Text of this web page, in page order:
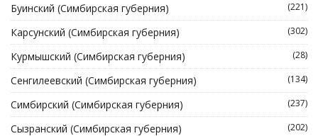
Буинский (Симбирская губерния) (221)
Карсунский (Симбирская губерния) (302)
Курмышский (Симбирская губерния) (28)
Сенгилеевский (Симбирская губерния) (134)
Симбирский (Симбирская губерния) (237)
Сызранский (Симбирская губерния) (202)